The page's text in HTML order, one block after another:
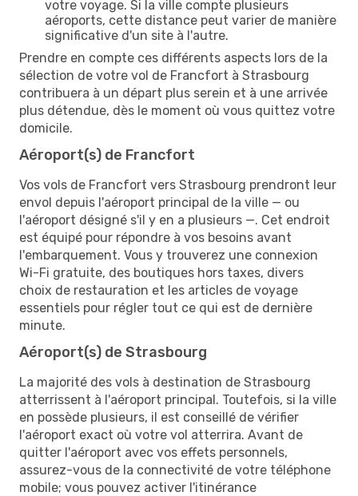
votre voyage. Si la ville compte plusieurs
aéroports, cette distance peut varier de manière
significative d'un site à l'autre.
Prendre en compte ces différents aspects lors de la
sélection de votre vol de Francfort à Strasbourg
contribuera à un départ plus serein et à une arrivée
plus détendue, dès le moment où vous quittez votre
domicile.
Aéroport(s) de Francfort
Vos vols de Francfort vers Strasbourg prendront leur
envol depuis l'aéroport principal de la ville — ou
l'aéroport désigné s'il y en a plusieurs —. Cet endroit
est équipé pour répondre à vos besoins avant
l'embarquement. Vous y trouverez une connexion
Wi-Fi gratuite, des boutiques hors taxes, divers
choix de restauration et les articles de voyage
essentiels pour régler tout ce qui est de dernière
minute.
Aéroport(s) de Strasbourg
La majorité des vols à destination de Strasbourg
atterrissent à l'aéroport principal. Toutefois, si la ville
en possède plusieurs, il est conseillé de vérifier
l'aéroport exact où votre vol atterrira. Avant de
quitter l'aéroport avec vos effets personnels,
assurez-vous de la connectivité de votre téléphone
mobile; vous pouvez activer l'itinérance